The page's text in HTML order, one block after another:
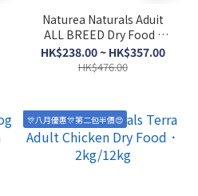
Naturea Naturals Aduit
ALL BREED Dry Food -
Tuna．2kg/5.5KG
HK$238.00 ~ HK$357.00
HK$476.00
🎊八月優惠🎊第二包半價😍